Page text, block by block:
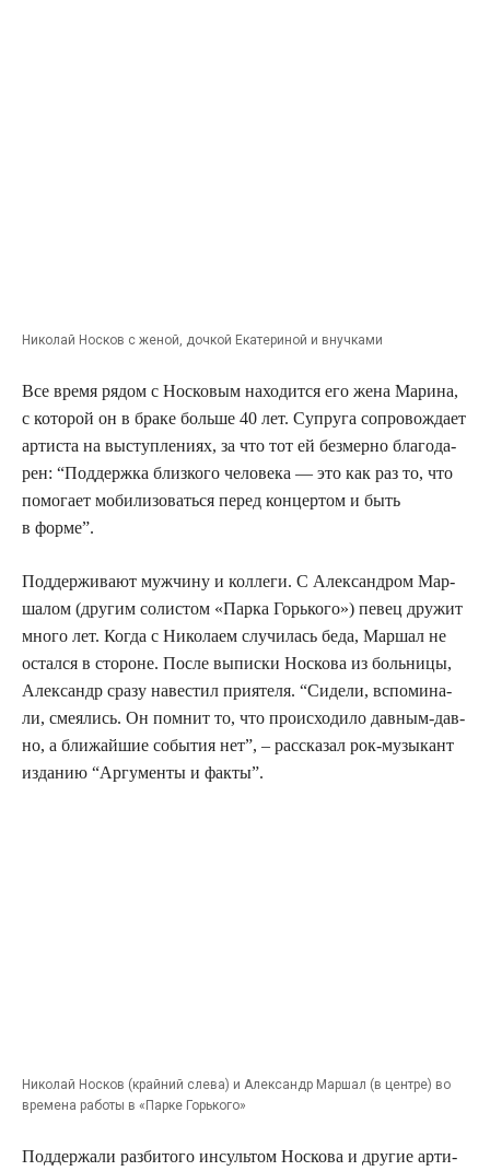
Нико­лай Нос­ков с женой, доч­кой Ека­те­ри­ной и внучками
Все вре­мя рядом с Нос­ко­вым нахо­дит­ся его жена Мари­на,
с кото­рой он в бра­ке боль­ше 40 лет. Супру­га сопро­вож­да­ет
арти­ста на выступ­ле­ни­ях, за что тот ей без­мер­но бла­го­да­
рен: “Под­держ­ка близ­ко­го чело­ве­ка — это как раз то, что
помо­га­ет моби­ли­зо­вать­ся перед кон­цер­том и быть
в форме”.
Под­дер­жи­ва­ют муж­чи­ну и кол­ле­ги. С Алек­сан­дром Мар­
ша­лом (дру­гим соли­стом «Пар­ка Горь­ко­го») певец дру­жит
мно­го лет. Когда с Нико­ла­ем слу­чи­лась беда, Мар­шал не
остал­ся в сто­роне. После выпис­ки Нос­ко­ва из боль­ни­цы,
Алек­сандр сра­зу наве­стил при­я­те­ля. “Сиде­ли, вспо­ми­на­
ли, сме­я­лись. Он пом­нит то, что про­ис­хо­ди­ло дав­ным-дав­
но, а бли­жай­шие собы­тия нет”, – рас­ска­зал рок-музы­кант
изда­нию “Аргу­мен­ты и факты”.
Нико­лай Нос­ков (край­ний сле­ва) и Алек­сандр Мар­шал (в цен­тре) во
вре­ме­на рабо­ты в «Пар­ке Горького»
Под­дер­жа­ли раз­би­то­го инсуль­том Нос­ко­ва и дру­гие арти­